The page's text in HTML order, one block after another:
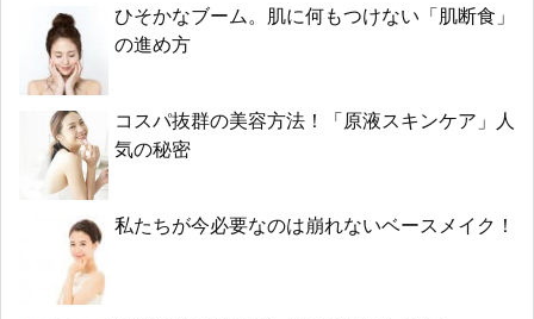
ひそかなブーム。肌に何もつけない「肌断食」
の進め方
コスパ抜群の美容方法！「原液スキンケア」人
気の秘密
私たちが今必要なのは崩れないベースメイク！